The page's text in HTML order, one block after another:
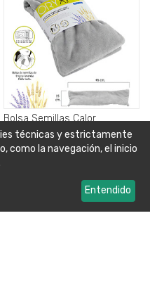
Bolsa Semillas Calor
Microondas Desenfundable
45 x 15 cm..
técnicas y estrictamente
como la navegación, el inicio
Entendido